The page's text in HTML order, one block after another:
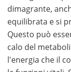
dimagrante,
equilibrata e si
Questo può
calo del
l'energia che il